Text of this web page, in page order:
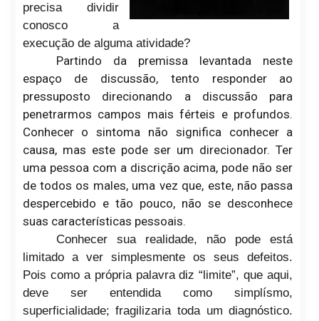
precisa dividir
conosco a
execução de alguma atividade?
Partindo da premissa levantada neste
espaço de discussão, tento responder ao
pressuposto direcionando a discussão para
penetrarmos campos mais férteis e profundos.
Conhecer o sintoma não significa conhecer a
causa, mas este pode ser um direcionador. Ter
uma pessoa com a discrição acima, pode não ser
de todos os males, uma vez que, este, não passa
despercebido e tão pouco, não se desconhece
suas características pessoais.
Conhecer sua realidade, não pode está
limitado a ver simplesmente os seus defeitos.
Pois como a própria palavra diz “limite”, que aqui,
deve ser entendida como simplísmo,
superficialidade; fragilizaria toda um diagnóstico.